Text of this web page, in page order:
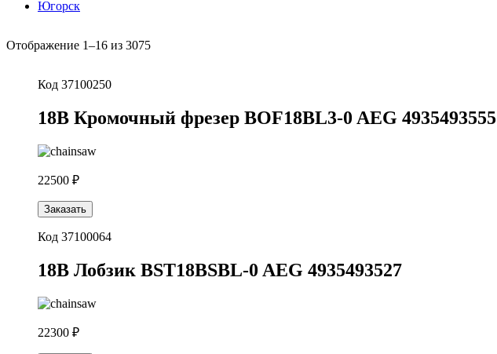
Югорск
Отображение 1–16 из 3075
Код 37100250
18В Кромочный фрезер BOF18BL3-0 AEG 4935493555
22500 ₽
Заказать
Код 37100064
18В Лобзик BST18BSBL-0 AEG 4935493527
22300 ₽